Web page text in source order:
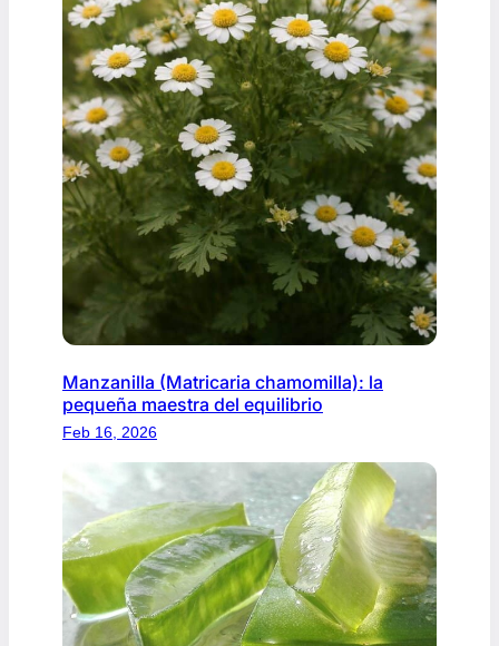
Manzanilla (Matricaria chamomilla): la
pequeña maestra del equilibrio
Feb 16, 2026